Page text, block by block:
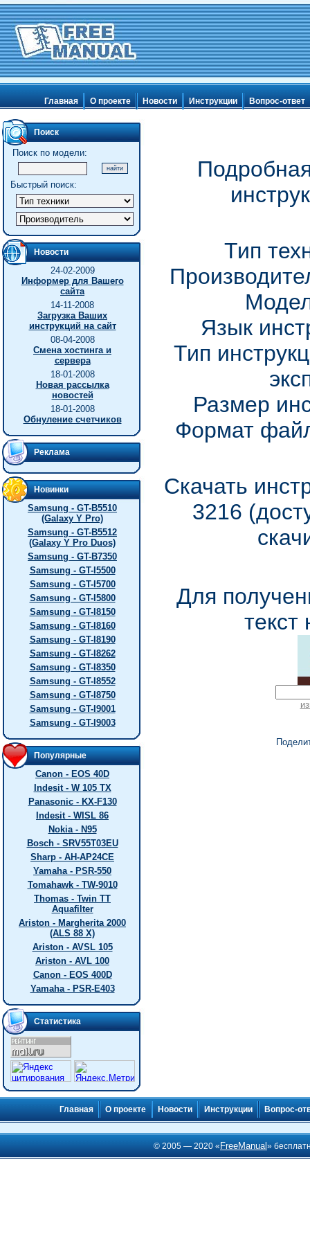
Главная О проекте Новости Инструкции Вопрос-ответ
Поиск
Поиск по модели:
Быстрый поиск:
Новости
24-02-2009
Информер для Вашего
сайта
14-11-2008
Загрузка Ваших
инструкций на сайт
08-04-2008
Смена хостинга и
сервера
18-01-2008
Новая рассылка
новостей
18-01-2008
Обнуление счетчиков
Реклама
Новинки
Samsung - GT-B5510
(Galaxy Y Pro)
Samsung - GT-B5512
(Galaxy Y Pro Duos)
Samsung - GT-B7350
Samsung - GT-I5500
Samsung - GT-I5700
Samsung - GT-I5800
Samsung - GT-I8150
Samsung - GT-I8160
Samsung - GT-I8190
Samsung - GT-I8262
Samsung - GT-I8350
Samsung - GT-I8552
Samsung - GT-I8750
Samsung - GT-I9001
Samsung - GT-I9003
Популярные
Canon - EOS 40D
Indesit - W 105 TX
Panasonic - KX-F130
Indesit - WISL 86
Nokia - N95
Bosch - SRV55T03EU
Sharp - AH-AP24CE
Yamaha - PSR-550
Tomahawk - TW-9010
Thomas - Twin TT
Aquafilter
Ariston - Margherita 2000
(ALS 88 X)
Ariston - AVSL 105
Ariston - AVL 100
Canon - EOS 400D
Yamaha - PSR-E403
Статистика
Тип
Язык
Тип
Размер
Формат
Скачать
3216
Для
текст
Главная О проекте Новости Инструкции Вопрос-
© 2005 — 2020 « FreeManual»